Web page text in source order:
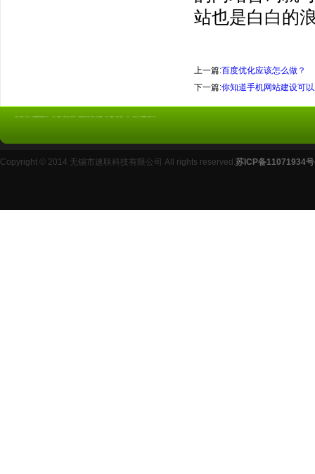
站也是白白的
上一篇:百度优化应该怎么做？
下一篇:你知道手机网站建设可
Copyright © 2014 无锡市速联科技有限公司 All rights reserved.苏ICP备11071934